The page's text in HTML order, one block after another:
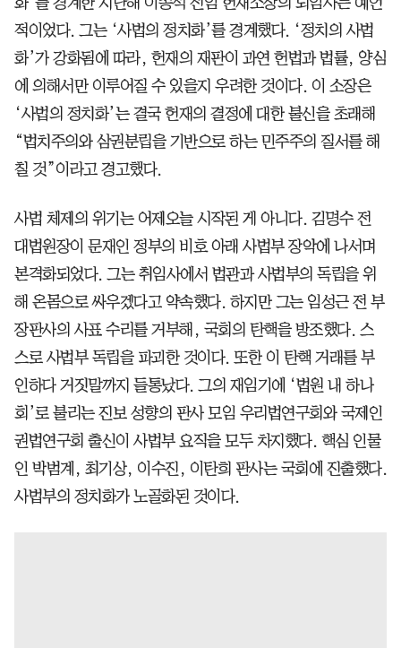
적이었다. 그는 ‘사법의 정치화’를 경계했다. ‘정치의 사법
화’가 강화됨에 따라, 헌재의 재판이 과연 헌법과 법률, 양심
에 의해서만 이루어질 수 있을지 우려한 것이다. 이 소장은
‘사법의 정치화’는 결국 헌재의 결정에 대한 불신을 초래해
“법치주의와 삼권분립을 기반으로 하는 민주주의 질서를 해
칠 것”이라고 경고했다.
사법 체제의 위기는 어제오늘 시작된 게 아니다. 김명수 전
대법원장이 문재인 정부의 비호 아래 사법부 장악에 나서며
본격화되었다. 그는 취임사에서 법관과 사법부의 독립을 위
해 온몸으로 싸우겠다고 약속했다. 하지만 그는 임성근 전 부
장판사의 사표 수리를 거부해, 국회의 탄핵을 방조했다. 스
스로 사법부 독립을 파괴한 것이다. 또한 이 탄핵 거래를 부
인하다 거짓말까지 들통났다. 그의 재임기에 ‘법원 내 하나
회’로 불리는 진보 성향의 판사 모임 우리법연구회와 국제인
권법연구회 출신이 사법부 요직을 모두 차지했다. 핵심 인물
인 박범계, 최기상, 이수진, 이탄희 판사는 국회에 진출했다.
사법부의 정치화가 노골화된 것이다.